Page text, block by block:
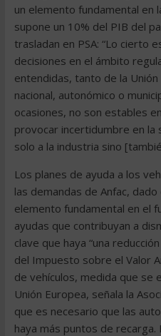
un elemento fundamental en
supone un 10% del PIB del
trasladan en PSA: “Lo cierto
decisiones en el ámbito
entendidas, tanto de la
nacional, autonómico o
ocasiones, no son estables
provocar incertidumbre en la
solo a la industria sino
Los planes de ayuda a los
las demandas de Anfac,
elemento fundamental en el
ayudas que contribuyan a
clave que haya “una
del Impuesto sobre el Valor
de vehículos, medida que se
Unión Europea, señala la
que es necesario que las
haya más puntos de recarga.